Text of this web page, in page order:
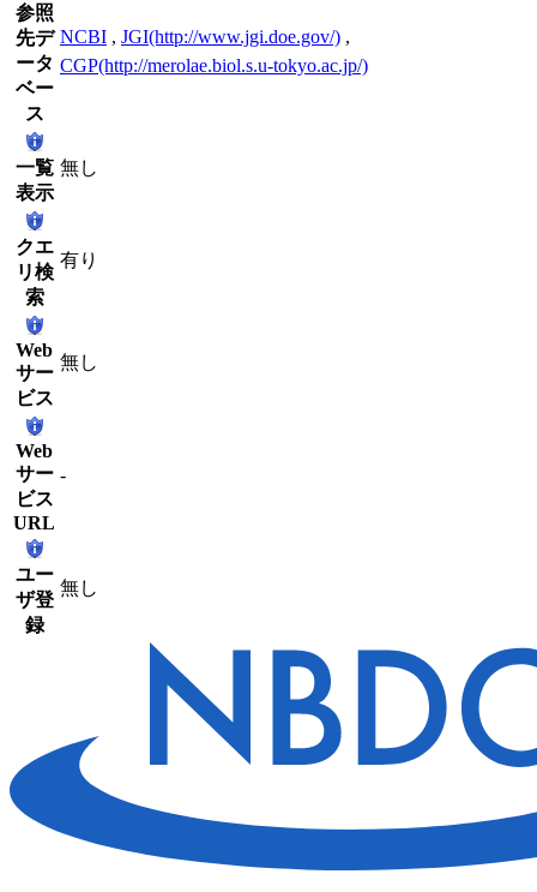
参照
先デ
ータ
ベー
ス
NCBI , JGI(http://www.jgi.doe.gov/) ,
CGP(http://merolae.biol.s.u-tokyo.ac.jp/)
一覧
表示
無し
クエ
リ検
索
有り
Web
サー
ビス
無し
Web
サー
ビス
URL
-
ユー
ザ登
録
無し